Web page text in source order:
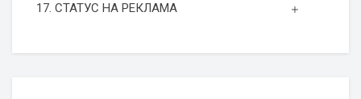
17. СТАТУС НА РЕКЛАМА